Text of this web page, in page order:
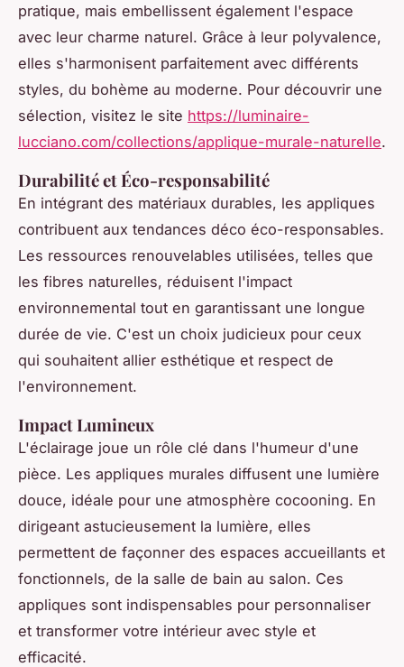
pratique, mais embellissent également l'espace
avec leur charme naturel. Grâce à leur polyvalence,
elles s'harmonisent parfaitement avec différents
styles, du bohème au moderne. Pour découvrir une
sélection, visitez le site https://luminaire-
lucciano.com/collections/applique-murale-naturelle.
Durabilité et Éco-responsabilité
En intégrant des matériaux durables, les appliques
contribuent aux tendances déco éco-responsables.
Les ressources renouvelables utilisées, telles que
les fibres naturelles, réduisent l'impact
environnemental tout en garantissant une longue
durée de vie. C'est un choix judicieux pour ceux
qui souhaitent allier esthétique et respect de
l'environnement.
Impact Lumineux
L'éclairage joue un rôle clé dans l'humeur d'une
pièce. Les appliques murales diffusent une lumière
douce, idéale pour une atmosphère cocooning. En
dirigeant astucieusement la lumière, elles
permettent de façonner des espaces accueillants et
fonctionnels, de la salle de bain au salon. Ces
appliques sont indispensables pour personnaliser
et transformer votre intérieur avec style et
efficacité.